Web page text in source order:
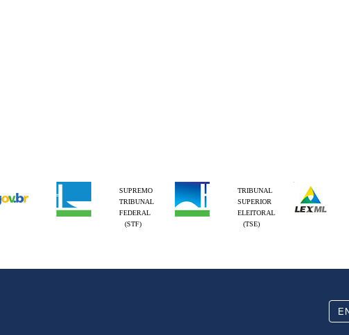
SUPREMO
TRIBUNAL
FEDERAL
(STF)
TRIBUNAL
SUPERIOR
ELEITORAL
(TSE)